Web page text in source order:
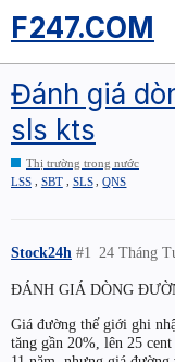
F247.COM
Đánh giá
sls kts
Thị trường trong nước
LSS
SBT SLS ,QNS
Stock24h 24 Tháng
#1
ĐÁNH GIÁ DÒNG
Giá đường thế giới ghi
tăng gần 20%, lên 25